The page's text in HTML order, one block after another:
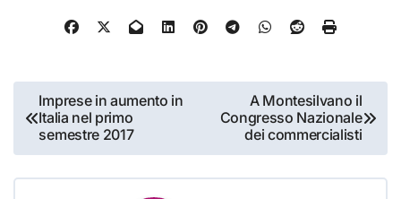
Navigazione
articoli
Imprese in aumento in
Italia nel primo
semestre 2017
A Montesilvano il
Congresso Nazionale
dei commercialisti